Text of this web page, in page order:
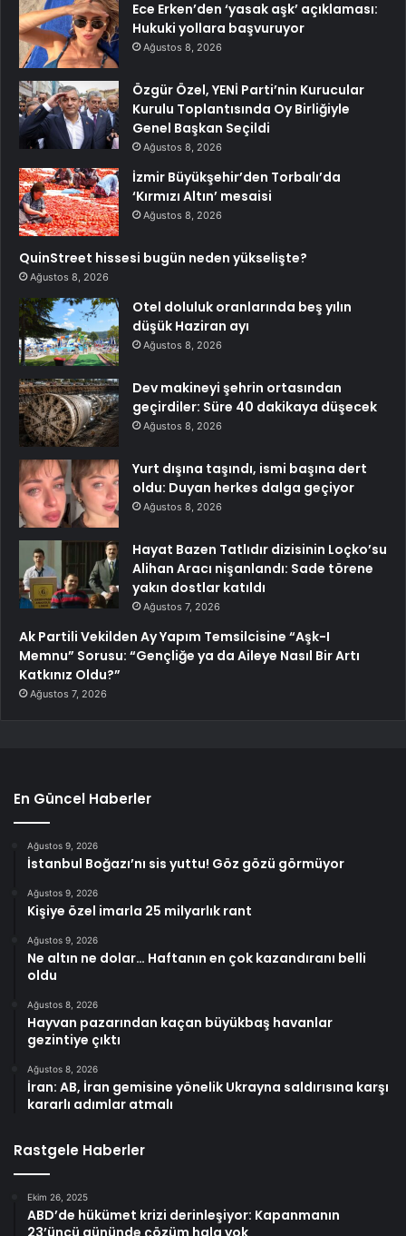
Ece Erken’den ‘yasak aşk’ açıklaması:
Hukuki yollara başvuruyor
Ağustos 8, 2026
Özgür Özel, YENİ Parti’nin Kurucular
Kurulu Toplantısında Oy Birliğiyle
Genel Başkan Seçildi
Ağustos 8, 2026
İzmir Büyükşehir’den Torbalı’da
‘Kırmızı Altın’ mesaisi
Ağustos 8, 2026
QuinStreet hissesi bugün neden yükselişte?
Ağustos 8, 2026
Otel doluluk oranlarında beş yılın
düşük Haziran ayı
Ağustos 8, 2026
Dev makineyi şehrin ortasından
geçirdiler: Süre 40 dakikaya düşecek
Ağustos 8, 2026
Yurt dışına taşındı, ismi başına dert
oldu: Duyan herkes dalga geçiyor
Ağustos 8, 2026
Hayat Bazen Tatlıdır dizisinin Loçko’su
Alihan Aracı nişanlandı: Sade törene
yakın dostlar katıldı
Ağustos 7, 2026
Ak Partili Vekilden Ay Yapım Temsilcisine “Aşk-I
Memnu” Sorusu: “Gençliğe ya da Aileye Nasıl Bir Artı
Katkınız Oldu?”
Ağustos 7, 2026
En Güncel Haberler
Ağustos 9, 2026
İstanbul Boğazı’nı sis yuttu! Göz gözü görmüyor
Ağustos 9, 2026
Kişiye özel imarla 25 milyarlık rant
Ağustos 9, 2026
Ne altın ne dolar… Haftanın en çok kazandıranı belli
oldu
Ağustos 8, 2026
Hayvan pazarından kaçan büyükbaş havanlar
gezintiye çıktı
Ağustos 8, 2026
İran: AB, İran gemisine yönelik Ukrayna saldırısına karşı
kararlı adımlar atmalı
Rastgele Haberler
Ekim 26, 2025
ABD’de hükümet krizi derinleşiyor: Kapanmanın